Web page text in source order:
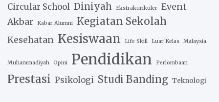
Circular School Diniyah Ekstrakurikuler
Event
Akbar
Kabar Alumni Kegiatan Sekolah
Kesehatan Kesiswaan Life Skill Luar Kelas Malaysia
Muhammadiyah Opini Pendidikan Perlombaan
Prestasi Psikologi Studi Banding Teknologi